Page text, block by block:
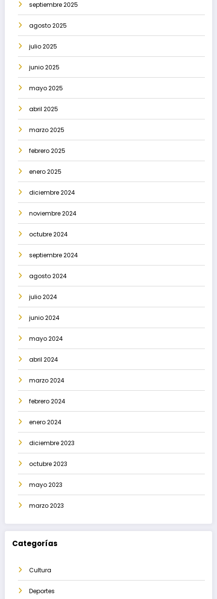
septiembre 2025
agosto 2025
julio 2025
junio 2025
mayo 2025
abril 2025
marzo 2025
febrero 2025
enero 2025
diciembre 2024
noviembre 2024
octubre 2024
septiembre 2024
agosto 2024
julio 2024
junio 2024
mayo 2024
abril 2024
marzo 2024
febrero 2024
enero 2024
diciembre 2023
octubre 2023
mayo 2023
marzo 2023
Categorías
Cultura
Deportes